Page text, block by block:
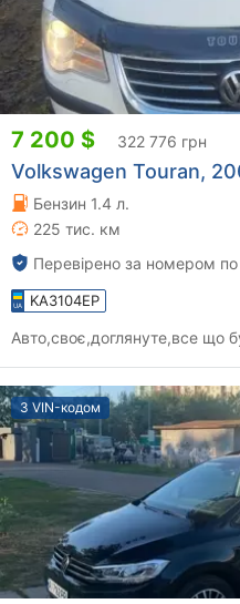
7 200 $ 322 776 грн
Volkswagen Touran,
Бензин 1.4 л.
225 тис. км
Перевірено за номером
KA3104EP
Авто,своє,доглянуте,все що
З VIN-кодом